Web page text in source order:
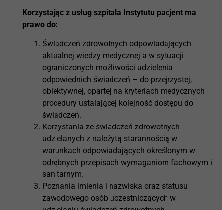
Korzystając z usług szpitala Instytutu pacjent ma
prawo do:
Świadczeń zdrowotnych odpowiadających
aktualnej wiedzy medycznej a w sytuacji
ograniczonych możliwości udzielenia
odpowiednich świadczeń – do przejrzystej,
obiektywnej, opartej na kryteriach medycznych
procedury ustalającej kolejność dostępu do
świadczeń.
Korzystania ze świadczeń zdrowotnych
udzielanych z należytą starannością w
warunkach odpowiadających określonym w
odrębnych przepisach wymaganiom fachowym i
sanitarnym.
Poznania imienia i nazwiska oraz statusu
zawodowego osób uczestniczących w